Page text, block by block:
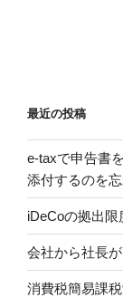
最近の投稿
e-taxで申告書
添付するのを
iDeCoの拠出限
会社から社長
消費税簡易課